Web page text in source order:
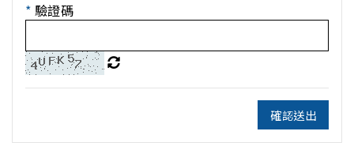
* 驗證碼
確認送出